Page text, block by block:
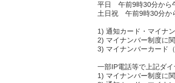
平日 午前9時30分から
土日祝 午前9時30分か
1) 通知カード・マイナ
2) マイナンバー制度に
3) マイナンバーカード
一部IP電話等で上記ダイ
1) マイナンバー制度に